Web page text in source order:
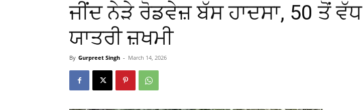
News
ਜੀਂਦ ਨੇੜੇ ਰੋਡਵੇਜ਼ ਬੱਸ ਹਾਦਸਾ, 50 ਤੋਂ ਵੱਧ
ਯਾਤਰੀ ਜ਼ਖਮੀ
By Gurpreet Singh - March 14, 2026